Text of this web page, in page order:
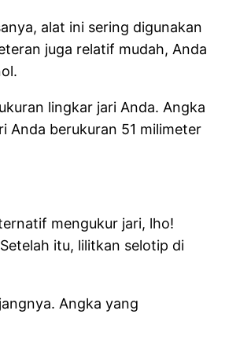
alat ini sering digunakan
juga relatif mudah, Anda
lingkar jari Anda. Angka
Anda berukuran 51 milimeter
mengukur jari, lho!
itu, lilitkan selotip di
Angka yang